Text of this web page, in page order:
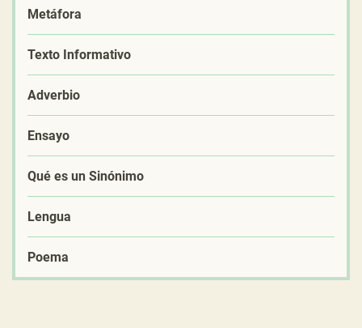
Metáfora
Texto Informativo
Adverbio
Ensayo
Qué es un Sinónimo
Lengua
Poema